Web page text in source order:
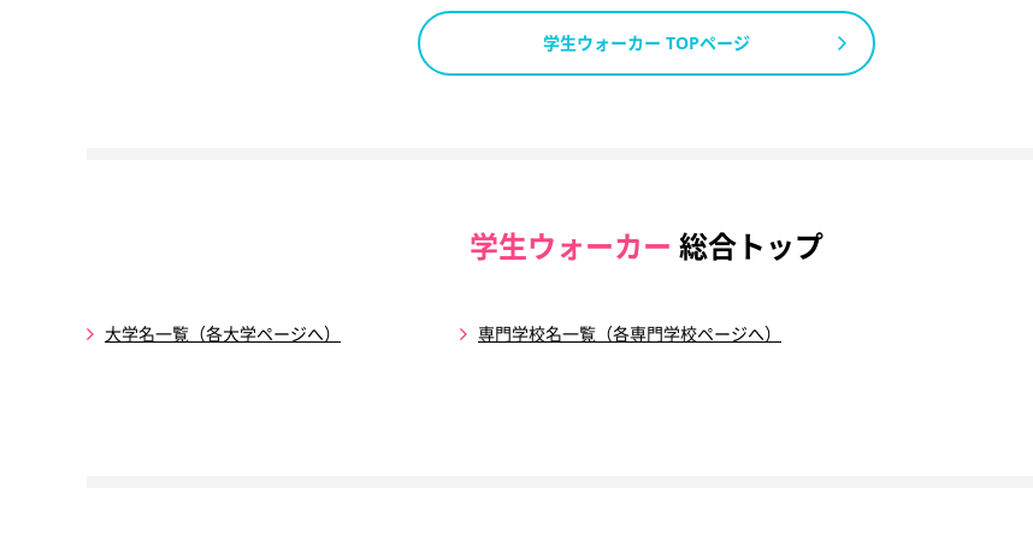
学生ウォーカー TOPページ
学生ウォーカー 総合トップ
大学名一覧（各大学ページへ） 専門学校名一覧（各専門学校ページへ）